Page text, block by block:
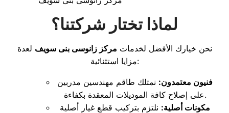
لماذا تختار شركتنا؟
نحن خيارك الأفضل لخدمات مركز زانوسى بنى سويف لعدة
مزايا استثنائية:
فنيون معتمدون: نمتلك طاقم مهندسين مدربين
على إصلاح كافة الموديلات المعقدة بكفاءة.
مكونات أصلية: نلتزم بتركيب قطع غيار أصلية